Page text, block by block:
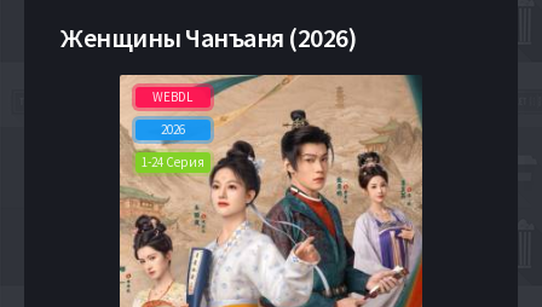
Женщины Чанъаня (2026)
WEBDL
2026
1-24 Серия